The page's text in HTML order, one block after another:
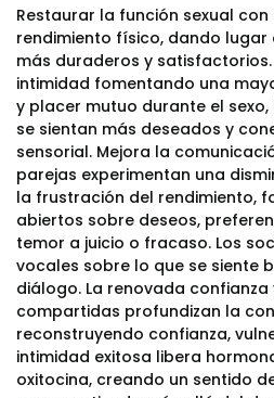
Restaurar la función sexual
rendimiento físico, dando lugar
más duraderos y
intimidad fomentando una
y placer mutuo durante el
se sientan más deseados y
sensorial. Mejora la
parejas experimentan una
la frustración del rendimiento,
abiertos sobre deseos,
temor a juicio o fracaso. Los
vocales sobre lo que se siente
diálogo. La renovada
compartidas profundizan la
reconstruyendo confianza,
intimidad exitosa libera
oxitocina, creando un sentido